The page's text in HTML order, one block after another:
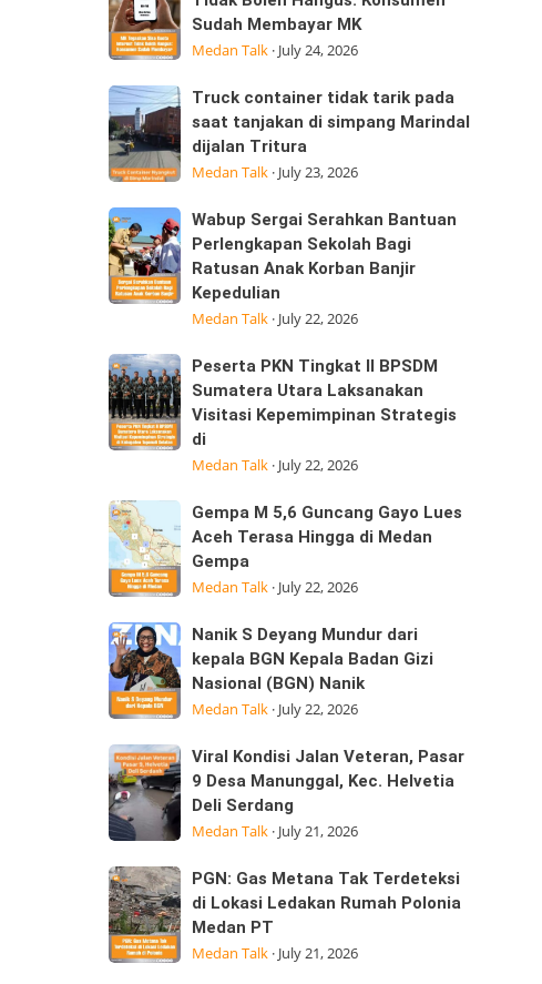
ini
25/07/2026
dijalan
Datuk
Kabu,
Pasar
Sisa
Kuota
Internet
Tidak
Boleh
Hangus:
Konsumen
Sudah
Membayar
MK
Sudah Membayar MK
Medan Talk· July 24, 2026
Truck
container
tidak
tarik
pada
saat
tanjakan
di
simpang
dijalan
Tritura
Truck container tidak tarik pada
saat tanjakan di simpang Marindal
dijalan Tritura
Medan Talk· July 23, 2026
Wabup
Sergai
Serahkan
Bantuan
Perlengkapan
Sekolah
Bagi
Ratusan
Anak
Kepedulian
Wabup Sergai Serahkan Bantuan
Perlengkapan Sekolah Bagi
Ratusan Anak Korban Banjir
Kepedulian
Medan Talk· July 22, 2026
Peserta
PKN
Tingkat
II
Sumatera
Utara
Laksanakan
Visitasi
Strategis
di
Peserta PKN Tingkat II BPSDM
Sumatera Utara Laksanakan
Visitasi Kepemimpinan Strategis
di
Medan Talk· July 22, 2026
Gempa
M
5,6
Guncang
Gayo
Lues
Aceh
Terasa
Hingga
di
Medan
Gempa
Gempa M 5,6 Guncang Gayo Lues
Aceh Terasa Hingga di Medan
Gempa
Medan Talk· July 22, 2026
Nanik
S
Deyang
Mundur
dari
kepala
BGN
Kepala
Badan
Gizi
Nasional
(BGN) Nanik
Nanik S Deyang Mundur dari
kepala BGN Kepala Badan Gizi
Nasional (BGN) Nanik
Medan Talk· July 22, 2026
Viral
Kondisi
Jalan
Veteran,
Pasar
9
Desa
Manunggal,
Kec.
Viral Kondisi Jalan Veteran, Pasar
9 Desa Manunggal, Kec. Helvetia
Deli Serdang
Medan Talk· July 21, 2026
PGN:
Gas
Metana
Tak
PGN: Gas Metana Tak Terdeteksi
di Lokasi Ledakan Rumah Polonia
Medan PT
Medan Talk· July 21, 2026